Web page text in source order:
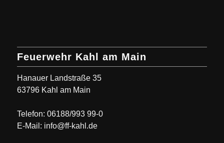
Feuerwehr Kahl am Main
Hanauer Landstraße 35
63796 Kahl am Main
Telefon: 06188/993 99-0
E-Mail: info@ff-kahl.de